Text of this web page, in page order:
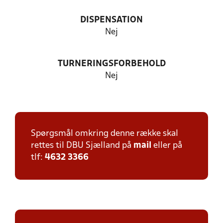
DISPENSATION
Nej
TURNERINGSFORBEHOLD
Nej
Spørgsmål omkring denne række skal
rettes til DBU Sjælland på mail eller på
tlf: 4632 3366